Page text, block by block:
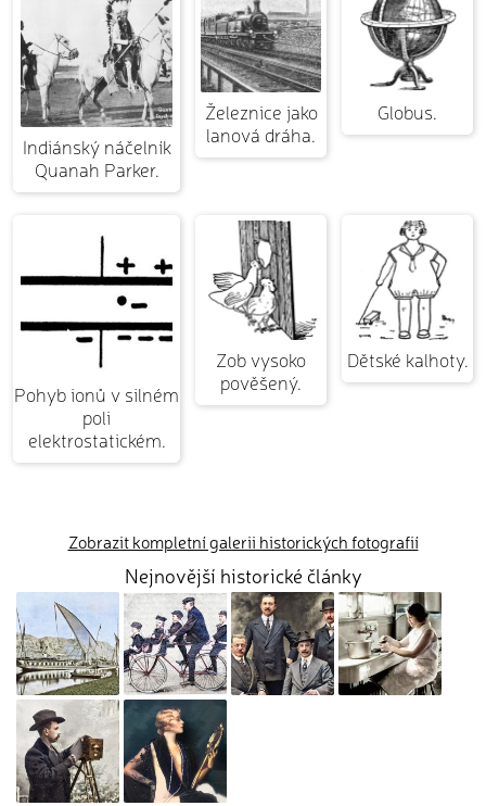
Indiánský náčelník
Quanah Parker.
Železnice jako
lanová dráha.
Globus.
Pohyb ionů v silném
poli
elektrostatickém.
Zob vysoko
pověšený.
Dětské kalhoty.
Zobrazit kompletní galerii historických fotografií
Nejnovější historické články